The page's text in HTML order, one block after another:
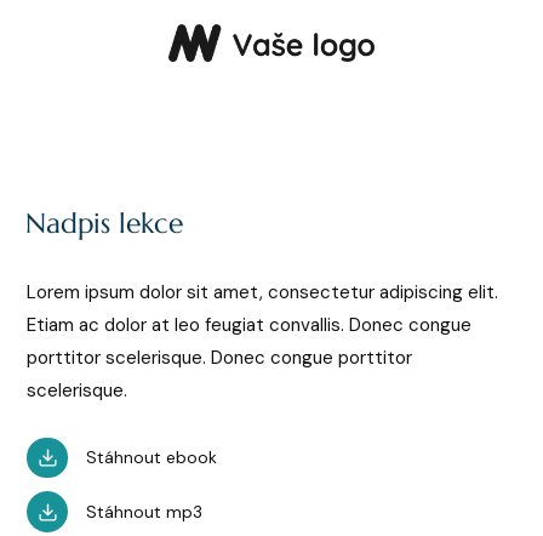
Nadpis lekce
Lorem ipsum dolor sit amet, consectetur adipiscing elit.
Etiam ac dolor at leo feugiat convallis. Donec congue
porttitor scelerisque. Donec congue porttitor
scelerisque.
Stáhnout ebook
Stáhnout mp3